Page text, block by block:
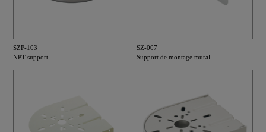
SZP-103
NPT support
SZ-007
Support de montage mural